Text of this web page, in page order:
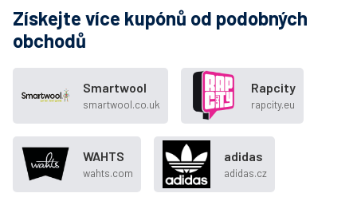
Získejte více kupónů od podobných
obchodů
Smartwool
smartwool.co.uk
Rapcity
rapcity.eu
WAHTS
wahts.com
adidas
adidas.cz